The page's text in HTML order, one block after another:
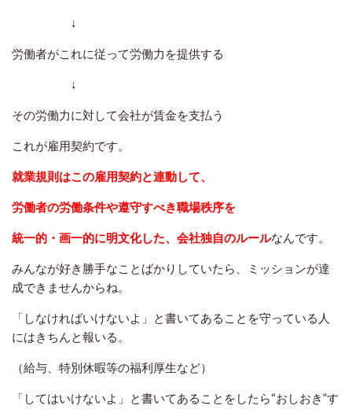
↓
労働者がこれに従って労働力を提供する
↓
その労働力に対して会社が賃金を支払う
これが雇用契約です。
就業規則はこの雇用契約と連動して、
労働者の労働条件や遵守すべき職場秩序を
統一的・画一的に明文化した、会社独自のルールなんです。
みんなが好き勝手なことばかりしていたら、ミッションが達
成できませんからね。
「しなければいけないよ」と書いてあることを守っている人
にはきちんと報いる。
（給与、特別休暇等の福利厚生など）
「してはいけないよ」と書いてあることをしたら“おしおき”す